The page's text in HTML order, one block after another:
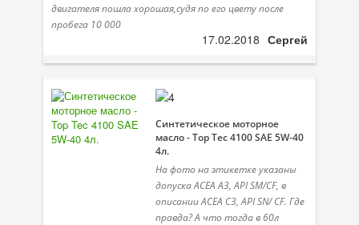
двигателя пошла хорошая,судя по его цвету после
пробега 10 000
17.02.2018 Сергей
Синтетическое моторное
масло - Top Tec 4100 SAE 5W-40
4л.
На фото на этикетке указаны
допуска ACEA A3, API SM/CF, в
описании ACEA C3, API SN/ CF. Где
правда? А что тогда в 60л